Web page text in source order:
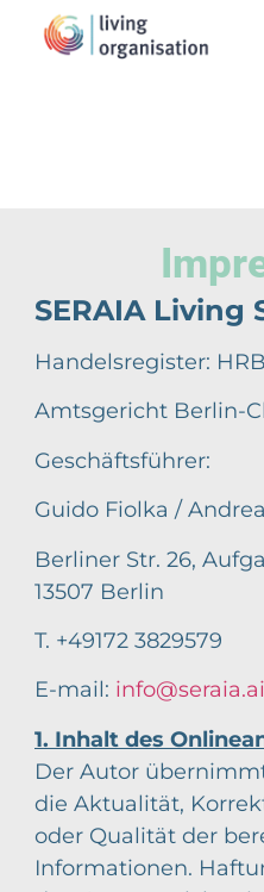
SERAIA Living
Handelsregister:
Amtsgericht Berlin-
Geschäftsführer:
Guido Fiolka /
Berliner Str. 26,
13507 Berlin
T. +49172 3829579
E-mail: info@seraia.ai
1. Inhalt des
Der Autor
die Aktualität,
oder Qualität der
Informationen.